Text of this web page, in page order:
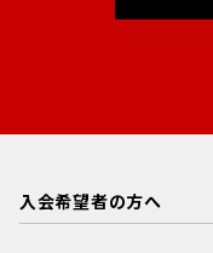
入会希望者の方へ